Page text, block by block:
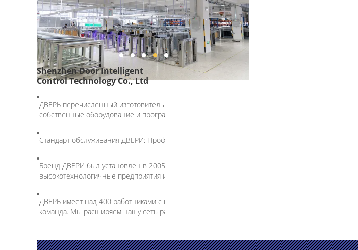
Shenzhen Door Intelligent
Control Technology Co., Ltd
ДВЕРЬ перечисленный изготовитель пешеходных турникетов и парковать продукты, имеет
собственные оборудование и программное обеспечение. ДВЕРЬ известный бренд в Китае.
Стандарт обслуживания ДВЕРИ: Профессиональный, ответственный и думающ в положении
Бренд ДВЕРИ был установлен в 2005, был реконструирован в 2011 и был перечислен в 2015.
высокотехнологичные предприятия и известный бренд в этой индустрии в Китае
ДВЕРЬ имеет над 400 работниками с командой НИОКР 200 человеков, 20 человеками
команда. Мы расширяем нашу сеть распределения во всем мире.